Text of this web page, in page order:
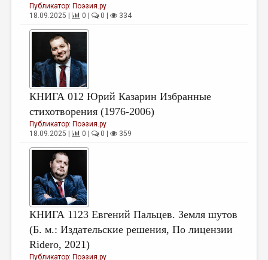
Публикатор: Поэзия.ру
18.09.2025 |
0 | 0 | 334
КНИГА 012 Юрий Казарин Избранные
стихотворения (1976-2006)
Публикатор: Поэзия.ру
18.09.2025 |
0 | 0 | 359
КНИГА 1123 Евгений Пальцев. Земля шутов
(Б. м.: Издательские решения, По лицензии
Ridero, 2021)
Публикатор: Поэзия.ру